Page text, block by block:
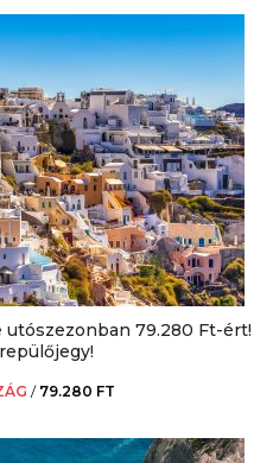
79.280 Ft-ért!
/ 79.280 FT